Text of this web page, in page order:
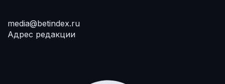
media@betindex.ru
Адрес редакции